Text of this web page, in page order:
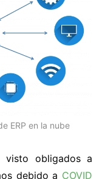
ERP en la nube
visto obligados a
debido a COVID